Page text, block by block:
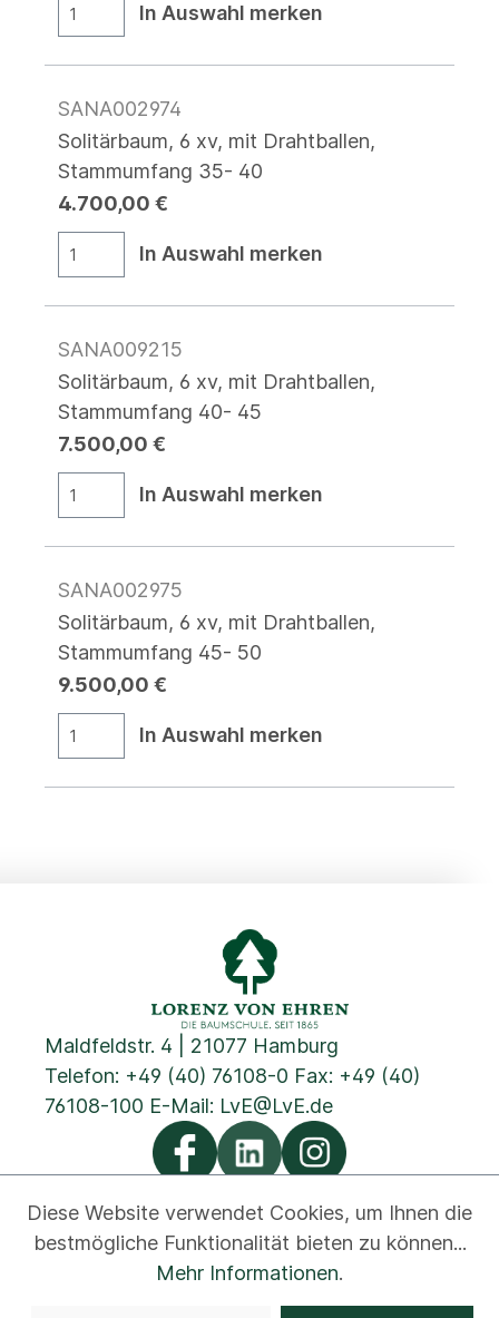
In Auswahl merken
SANA002974
Solitärbaum, 6 xv, mit Drahtballen,
Stammumfang 35- 40
4.700,00 €
In Auswahl merken
SANA009215
Solitärbaum, 6 xv, mit Drahtballen,
Stammumfang 40- 45
7.500,00 €
In Auswahl merken
SANA002975
Solitärbaum, 6 xv, mit Drahtballen,
Stammumfang 45- 50
9.500,00 €
In Auswahl merken
Maldfeldstr. 4 | 21077 Hamburg
Telefon: +49 (40) 76108-0 Fax: +49 (40)
76108-100 E-Mail: LvE@LvE.de
Cookies Impressum
Hinweisgeber
Diese Website verwendet Cookies, um Ihnen die
bestmögliche Funktionalität bieten zu können...
Mehr Informationen.